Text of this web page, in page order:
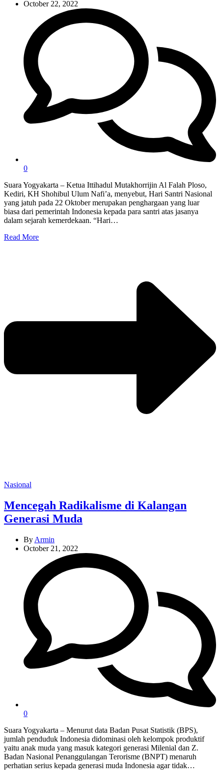
October 22, 2022
0
Suara Yogyakarta – Ketua Ittihadul Mutakhorrijin Al Falah Ploso,
Kediri, KH Shohibul Ulum Nafi’a, menyebut, Hari Santri Nasional
yang jatuh pada 22 Oktober merupakan penghargaan yang luar
biasa dari pemerintah Indonesia kepada para santri atas jasanya
dalam sejarah kemerdekaan. “Hari…
Read More
Categories
Nasional
Mencegah Radikalisme di Kalangan
Generasi Muda
By Armin
October 21, 2022
0
Suara Yogyakarta – Menurut data Badan Pusat Statistik (BPS),
jumlah penduduk Indonesia didominasi oleh kelompok produktif
yaitu anak muda yang masuk kategori generasi Milenial dan Z.
Badan Nasional Penanggulangan Terorisme (BNPT) menaruh
perhatian serius kepada generasi muda Indonesia agar tidak…